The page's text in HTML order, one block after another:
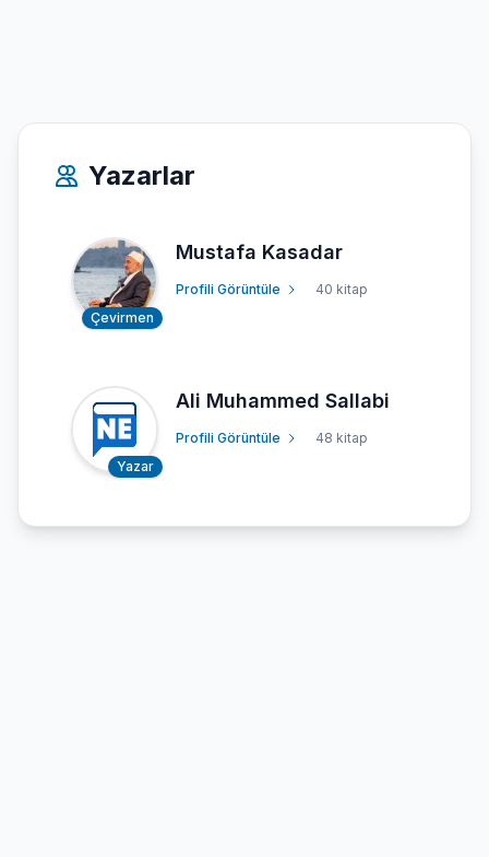
Yazarlar
Çevirmen
Mustafa Kasadar
Profili Görüntüle 40 kitap
Yazar
Ali Muhammed Sallabi
Profili Görüntüle 48 kitap